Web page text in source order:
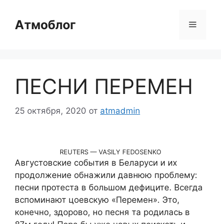
содержимому
Атмоблог Меню
ПЕСНИ ПЕРЕМЕН
25 октября, 2020 от atmadmin
REUTERS — VASILY FEDOSENKO
Августовские события в Беларуси и их
продолжение обнажили давнюю проблему:
песни протеста в большом дефиците. Всегда
вспоминают цоевскую «Перемен». Это,
конечно, здорово, но песня та родилась в